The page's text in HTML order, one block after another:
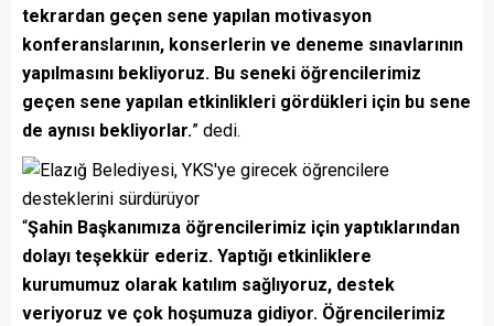
tekrardan geçen sene yapılan motivasyon
konferanslarının, konserlerin ve deneme sınavlarının
yapılmasını bekliyoruz. Bu seneki öğrencilerimiz
geçen sene yapılan etkinlikleri gördükleri için bu sene
de aynısı bekliyorlar.” dedi.
“Şahin Başkanımıza öğrencilerimiz için yaptıklarından
dolayı teşekkür ederiz. Yaptığı etkinliklere
kurumumuz olarak katılım sağlıyoruz, destek
veriyoruz ve çok hoşumuza gidiyor. Öğrencilerimiz